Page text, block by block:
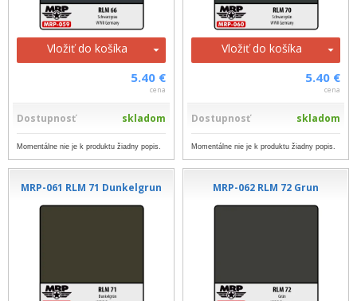
Vložiť do košíka
5.40 €
cena
Dostupnosť skladom
Momentálne nie je k produktu žiadny popis.
Vložiť do košíka
5.40 €
cena
Dostupnosť skladom
Momentálne nie je k produktu žiadny popis.
MRP-061 RLM 71 Dunkelgrun MRP-062 RLM 72 Grun